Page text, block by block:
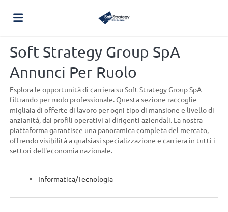
Home
Offerte
di
Carica
CV
Soft Strategy Group SpA
Annunci Per Ruolo
Esplora le opportunità di carriera su Soft Strategy Group SpA
filtrando per ruolo professionale. Questa sezione raccoglie
migliaia di offerte di lavoro per ogni tipo di mansione e livello di
anzianità, dai profili operativi ai dirigenti aziendali. La nostra
piattaforma garantisce una panoramica completa del mercato,
offrendo visibilità a qualsiasi specializzazione e carriera in tutti i
settori dell'economia nazionale.
Informatica/Tecnologia